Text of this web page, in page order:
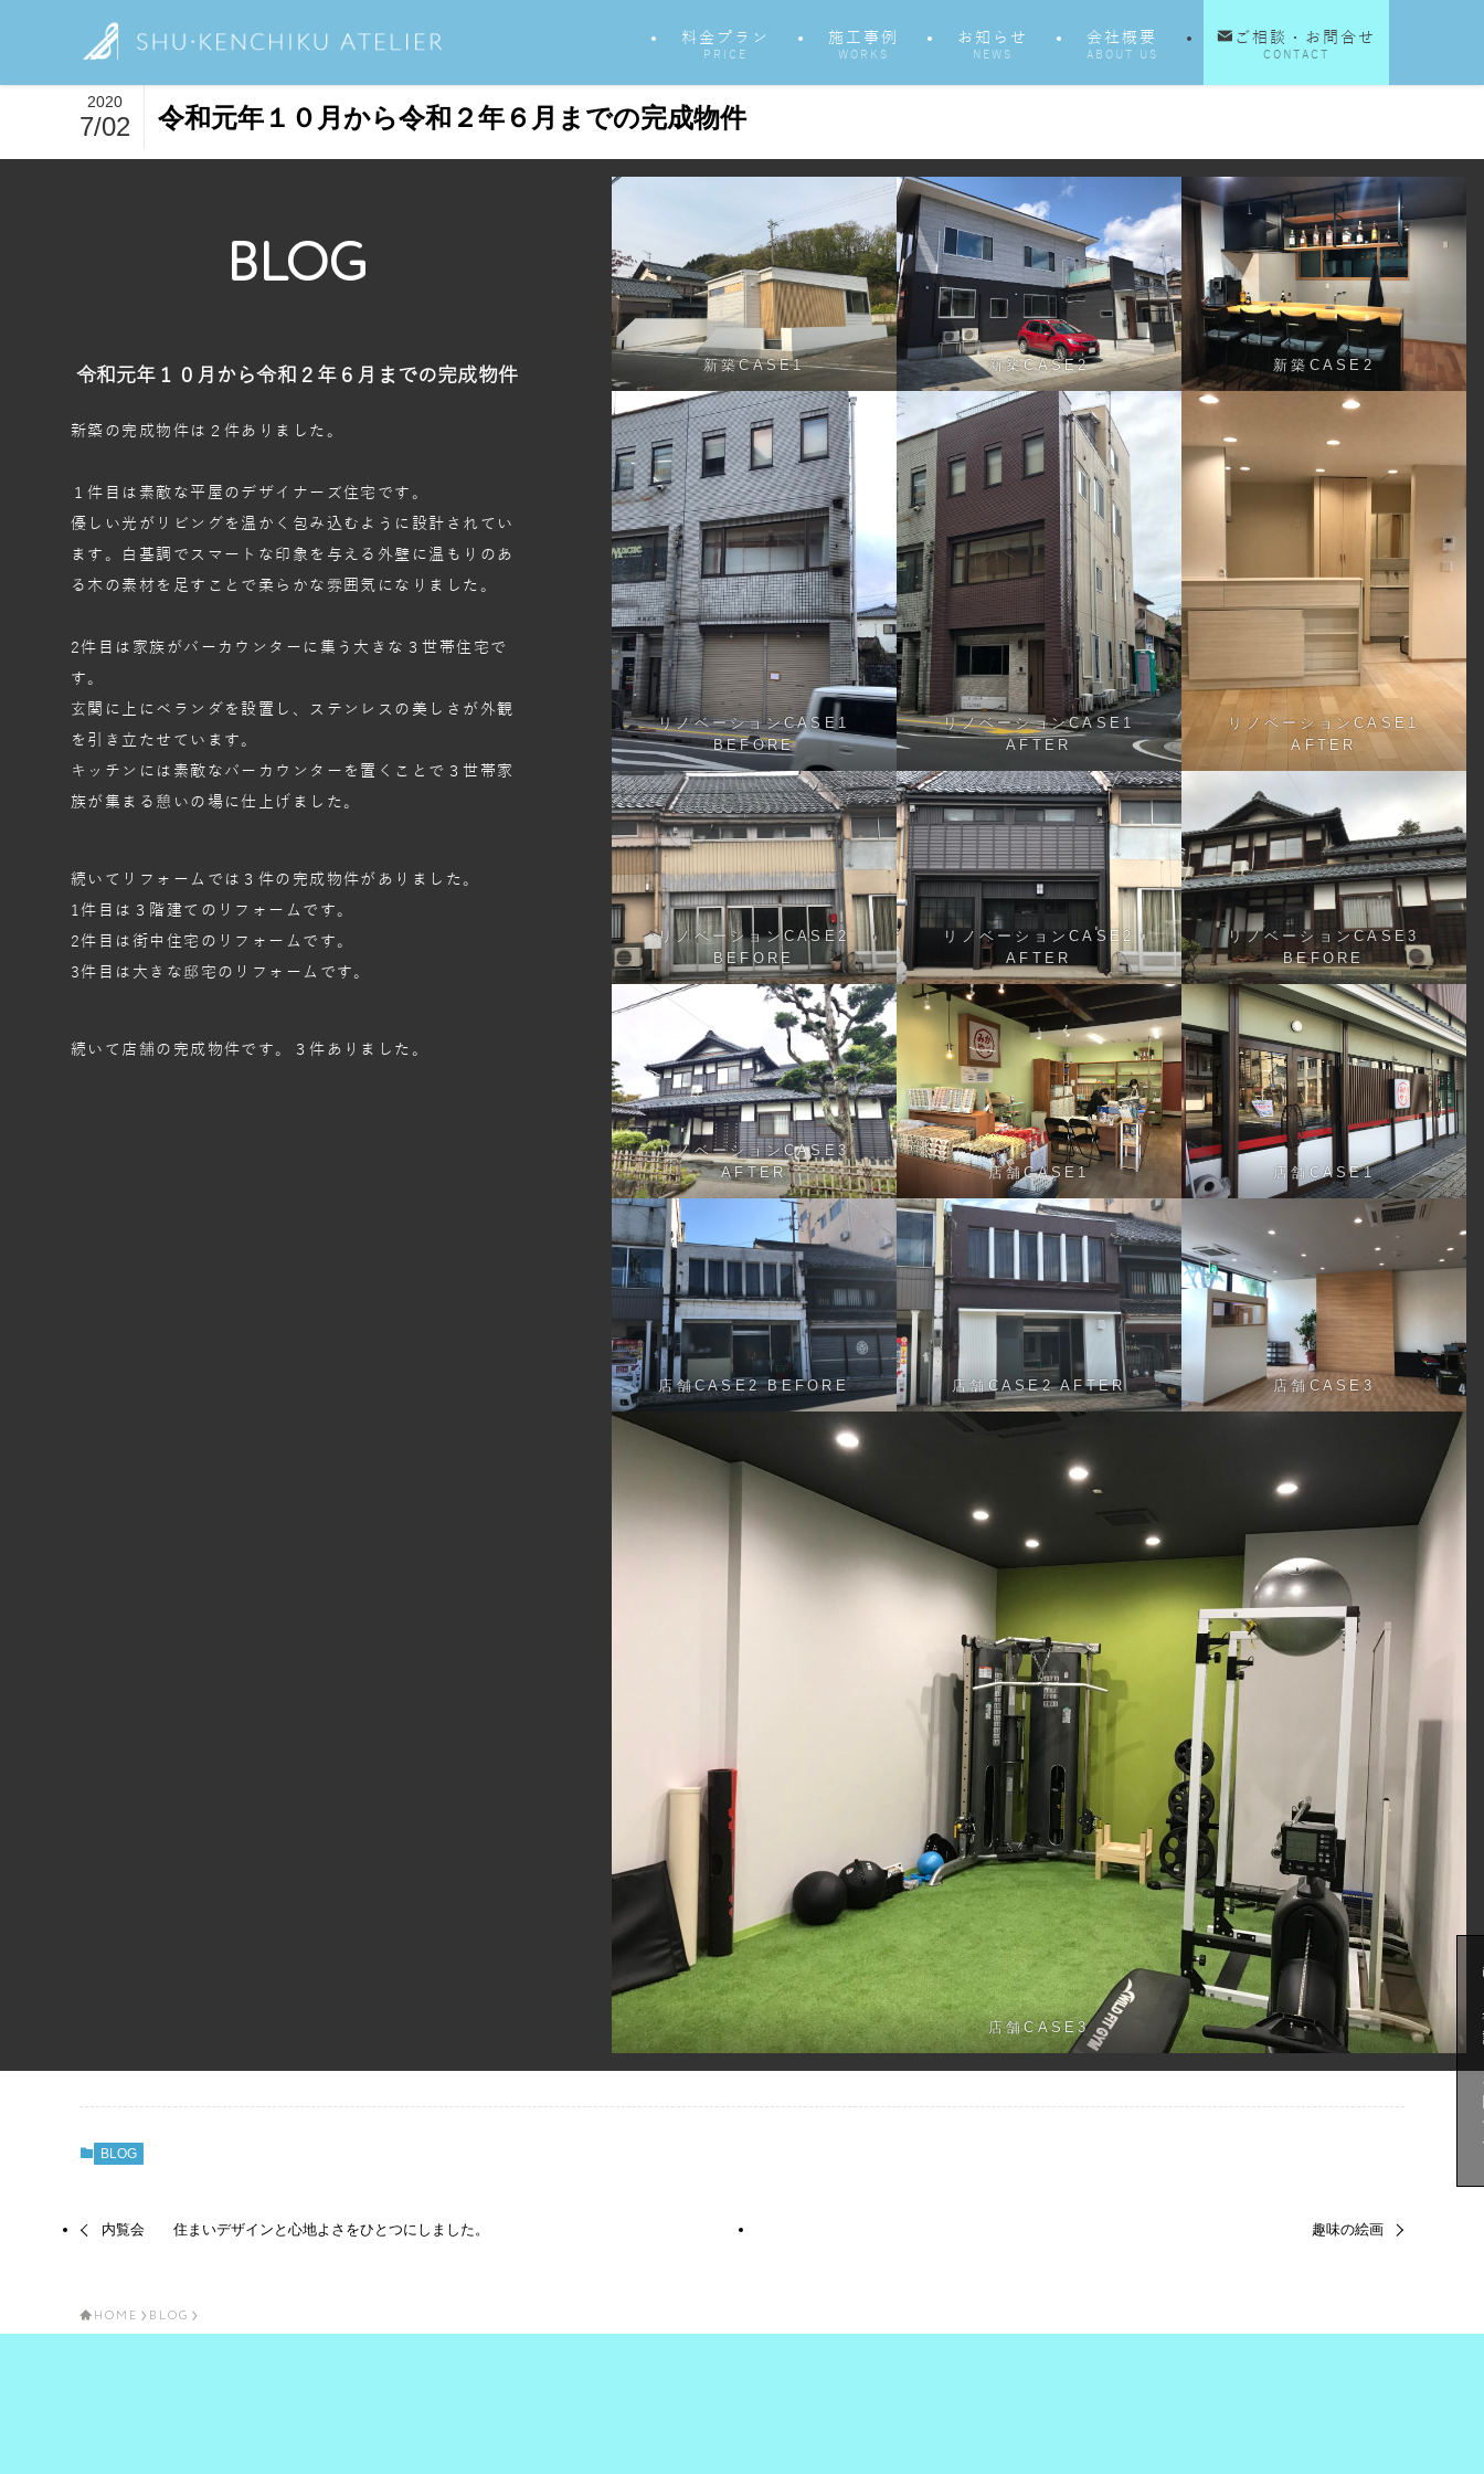
料金プラン
PRICE
施工事例
WORKS
お知らせ
NEWS
会社概要
ABOUT US
ご相談・お問合せ
CONTACT
令和元年１０月から令和２年６月までの完成物件
2020
7/02
BLOG
令和元年１０月から令和２年６月までの完成物件
新築の完成物件は２件ありました。
１件目は素敵な平屋のデザイナーズ住宅です。
優しい光がリビングを温かく包み込むように設計されてい
ます。白基調でスマートな印象を与える外壁に温もりのあ
る木の素材を足すことで柔らかな雰囲気になりました。
2件目は家族がバーカウンターに集う大きな３世帯住宅で
す。
玄関に上にベランダを設置し、ステンレスの美しさが外観
を引き立たせています。
キッチンには素敵なバーカウンターを置くことで３世帯家
族が集まる憩いの場に仕上げました。
続いてリフォームでは３件の完成物件がありました。
1件目は３階建てのリフォームです。
2件目は街中住宅のリフォームです。
3件目は大きな邸宅のリフォームです。
続いて店舗の完成物件です。３件ありました。
新築CASE1 新築CASE2 新築CASE2
リノベーションCASE1
BEFORE
リノベーションCASE1
AFTER
リノベーションCASE1
AFTER
リノベーションCASE2
BEFORE
リノベーションCASE2
AFTER
リノベーションCASE3
BEFORE
リノベーションCASE3
AFTER
店舗CASE1 店舗CASE1
店舗CASE2 BEFORE 店舗CASE2 AFTER 店舗CASE3
店舗CASE3
BLOG
内覧会 住まいデザインと心地よさをひとつにしました。 趣味の絵画
HOME BLOG
ご